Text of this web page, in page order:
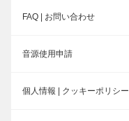
FAQ | お問い合わせ
音源使用申請
個人情報 | クッキーポリシー